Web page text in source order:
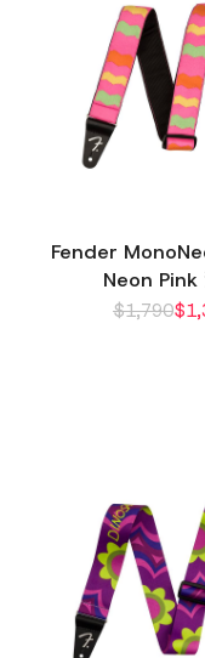
Fender
Neon Pink
$1,790$